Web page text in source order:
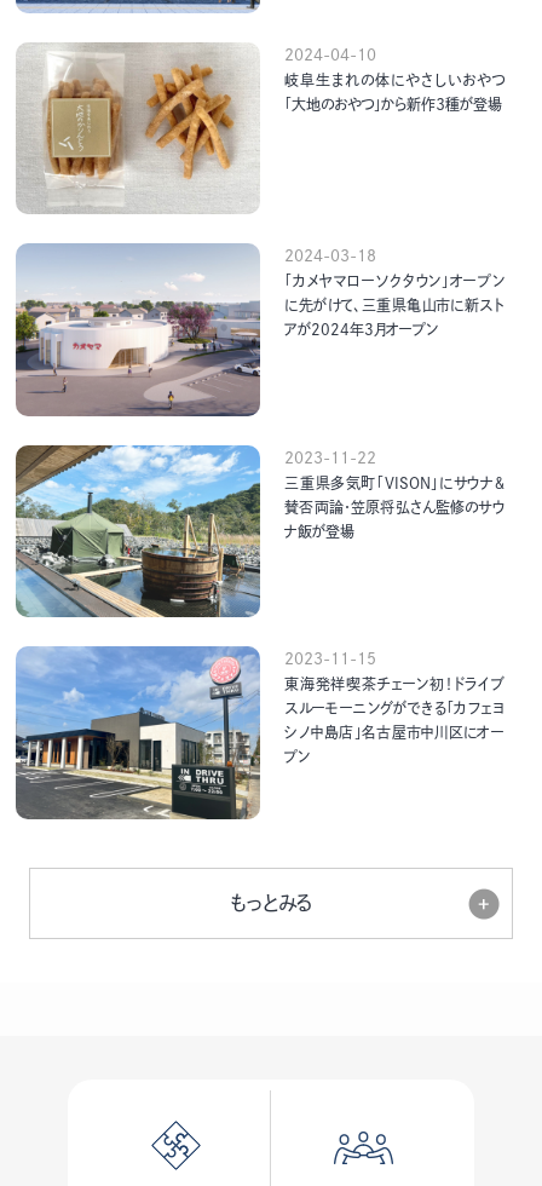
2024-04-10
岐阜生まれの体にやさしいおやつ
「大地のおやつ」から新作３種が登場
2024-03-18
「カメヤマローソクタウン」オープン
に先がけて、三重県亀山市に新スト
アが2024年3月オープン
2023-11-22
三重県多気町「VISON」にサウナ＆
賛否両論・笠原将弘さん監修のサウ
ナ飯が登場
2023-11-15
東海発祥喫茶チェーン初！ドライブ
スルーモーニングができる「カフェヨ
シノ中島店」名古屋市中川区にオー
プン
もっとみる